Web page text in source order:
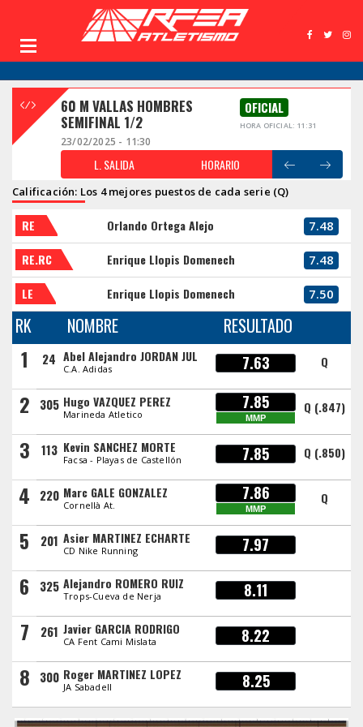
60 M VALLAS HOMBRES
SEMIFINAL 1/2
OFICIAL
HORA OFICIAL: 11:31
23/02/2025 - 11:30
L. SALIDA HORARIO
Calificación: Los 4 mejores puestos de cada serie (Q)
RE Orlando Ortega Alejo 7.48
RE.RC Enrique Llopis Domenech 7.48
LE Enrique Llopis Domenech 7.50
RK NOMBRE RESULTADO
1 24 Abel Alejandro JORDAN JUL
C.A. Adidas 7.63 Q
2 305 Hugo VAZQUEZ PEREZ
Marineda Atletico
7.85
MMP
Q (.847)
3 113 Kevin SANCHEZ MORTE
Facsa - Playas de Castellón 7.85 Q (.850)
4 220 Marc GALE GONZALEZ
Cornellà At.
7.86
MMP
Q
5 201 Asier MARTINEZ ECHARTE
CD Nike Running 7.97
6 325 Alejandro ROMERO RUIZ
Trops-Cueva de Nerja 8.11
7 261 Javier GARCIA RODRIGO
CA Fent Cami Mislata 8.22
8 300 Roger MARTINEZ LOPEZ
JA Sabadell 8.25